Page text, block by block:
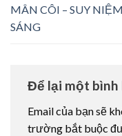
MÂN CÔI – SUY
SÁNG
Để lại một bình
Email của bạn sẽ
trường bắt buộc